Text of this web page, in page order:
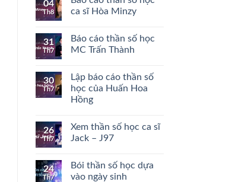
04
Th8
ca sĩ Hòa Minzy
31
Th7
Báo cáo thần số học
MC Trấn Thành
30
Th7
Lập báo cáo thần số
học của Huấn Hoa
Hồng
26
Th7
Xem thần số học ca sĩ
Jack – J97
24
Th7
Bói thần số học dựa
vào ngày sinh